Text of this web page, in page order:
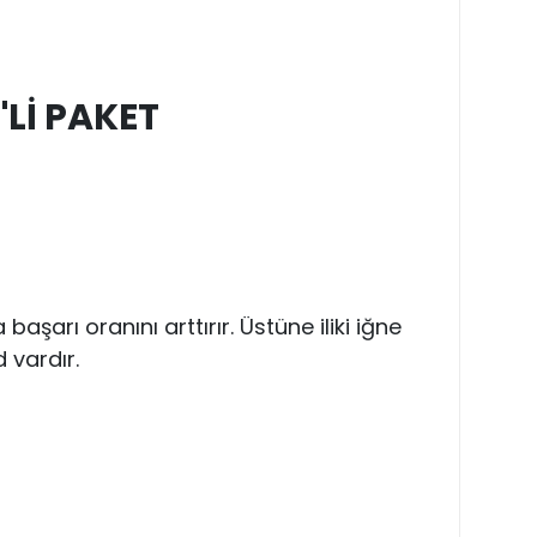
PAKET
oranını arttırır. Üstüne iliki iğne
vardır.